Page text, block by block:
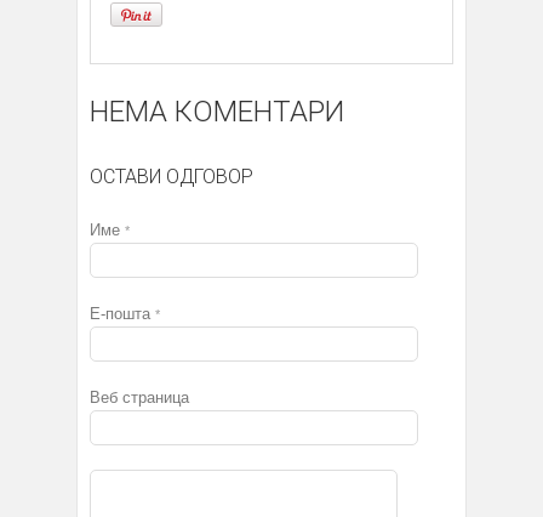
НЕМА КОМЕНТАРИ
ОСТАВИ ОДГОВОР
Име *
Е-пошта *
Веб страница